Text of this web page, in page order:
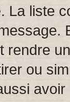
La liste
rendre
ou